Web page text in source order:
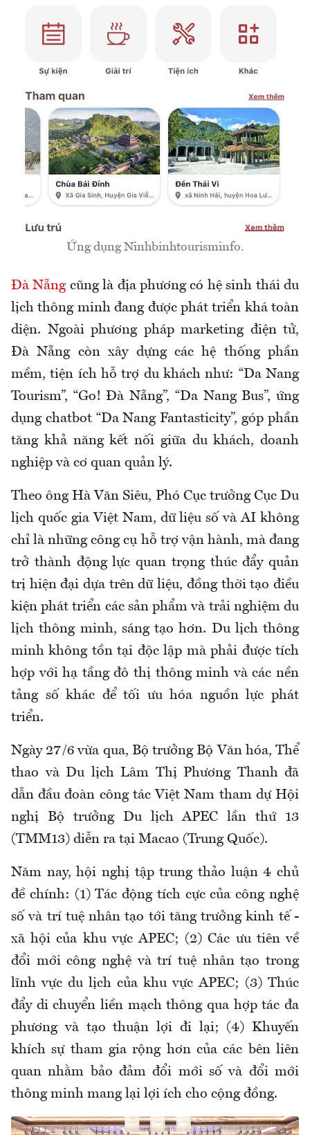
Ứng dụng Ninhbinhtourisminfo.
Đà Nẵngcũng là địa phương có hệ sinh thái du
lịch thông minh đang được phát triển khá toàn
diện. Ngoài phương pháp marketing điện tử,
Đà Nẵng còn xây dựng các hệ thống phần
mềm, tiện ích hỗ trợ du khách như: “Da Nang
Tourism”, “Go! Đà Nẵng”, “Da Nang Bus”, ứng
dụng chatbot “Da Nang Fantasticity”, góp phần
tăng khả năng kết nối giữa du khách, doanh
nghiệp và cơ quan quản lý.
Theo ông Hà Văn Siêu, Phó Cục trưởng Cục Du
lịch quốc gia Việt Nam, dữ liệu số và AI không
chỉ là những công cụ hỗ trợ vận hành, mà đang
trở thành động lực quan trọng thúc đẩy quản
trị hiện đại dựa trên dữ liệu, đồng thời tạo điều
kiện phát triển các sản phẩm và trải nghiệm du
lịch thông minh, sáng tạo hơn. Du lịch thông
minh không tồn tại độc lập mà phải được tích
hợp với hạ tầng đô thị thông minh và các nền
tảng số khác để tối ưu hóa nguồn lực phát
triển.
Ngày 27/6 vừa qua, Bộ trưởng Bộ Văn hóa, Thể
thao và Du lịch Lâm Thị Phương Thanh đã
dẫn đầu đoàn công tác Việt Nam tham dự Hội
nghị Bộ trưởng Du lịch APEC lần thứ 13
(TMM13) diễn ra tại Macao (Trung Quốc).
Năm nay, hội nghị tập trung thảo luận 4 chủ
đề chính: (1) Tác động tích cực của công nghệ
số và trí tuệ nhân tạo tới tăng trưởng kinh tế -
xã hội của khu vực APEC; (2) Các ưu tiên về
đổi mới công nghệ và trí tuệ nhân tạo trong
lĩnh vực du lịch của khu vực APEC; (3) Thúc
đẩy di chuyển liền mạch thông qua hợp tác đa
phương và tạo thuận lợi đi lại; (4) Khuyến
khích sự tham gia rộng hơn của các bên liên
quan nhằm bảo đảm đổi mới số và đổi mới
thông minh mang lại lợi ích cho cộng đồng.